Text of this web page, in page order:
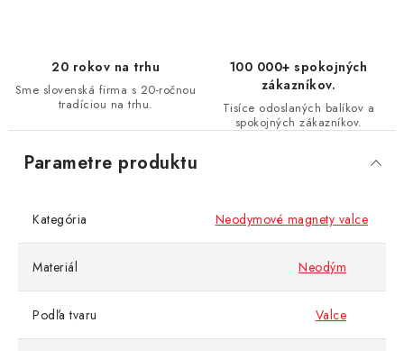
20 rokov na trhu
Sme slovenská firma s 20-ročnou
tradíciou na trhu.
100 000+ spokojných
zákazníkov.
Tisíce odoslaných balíkov a
spokojných zákazníkov.
Parametre produktu
Kategória Neodymové magnety valce
Materiál Neodým
Podľa tvaru Valce